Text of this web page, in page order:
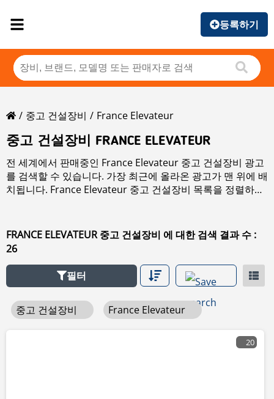
등록하기
중고 건설장비
France Elevateur
중고 건설장비 FRANCE ELEVATEUR
전 세계에서 판매중인 France Elevateur 중고 건설장비 광고
를 검색할 수 있습니다. 가장 최근에 올라온 광고가 맨 위에 배
치됩니다. France Elevateur 중고 건설장비 목록을 정렬하려
링크를 클릭하십시오.
FRANCE ELEVATEUR 중고 건설장비 에 대한 검색 결과 수 :
26
필터
중고 건설장비 France Elevateur
20